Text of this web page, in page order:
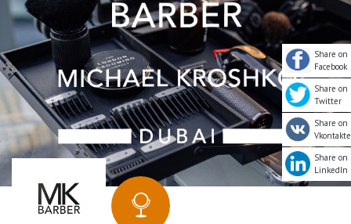
Share on
Facebook
Share on
Twitter
Share on
Vkontakte
Share on
LinkedIn